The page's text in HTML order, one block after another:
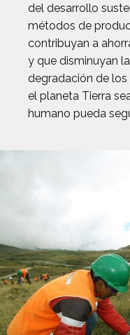
del desarrollo
métodos de
contribuyan a
y que disminuyan
degradación de los
el planeta Tierra
humano pueda